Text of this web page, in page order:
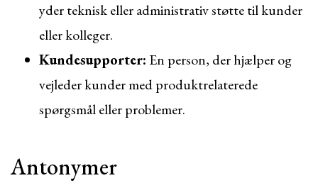
yder teknisk eller administrativ støtte til kunder
eller kolleger.
Kundesupporter: En person, der hjælper og
vejleder kunder med produktrelaterede
spørgsmål eller problemer.
Antonymer